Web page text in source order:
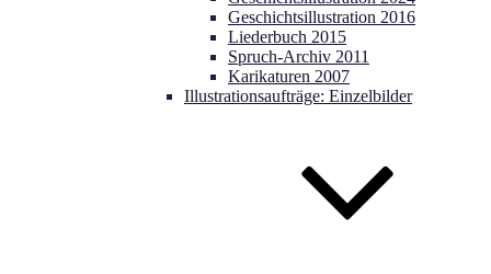
Geschichtsillustration 2016
Liederbuch 2015
Spruch-Archiv 2011
Karikaturen 2007
Illustrationsaufträge: Einzelbilder